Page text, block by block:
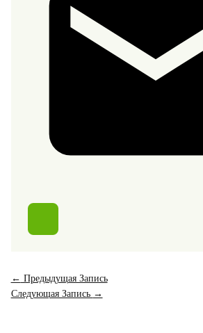
← Предыдущая Запись
Следующая Запись →